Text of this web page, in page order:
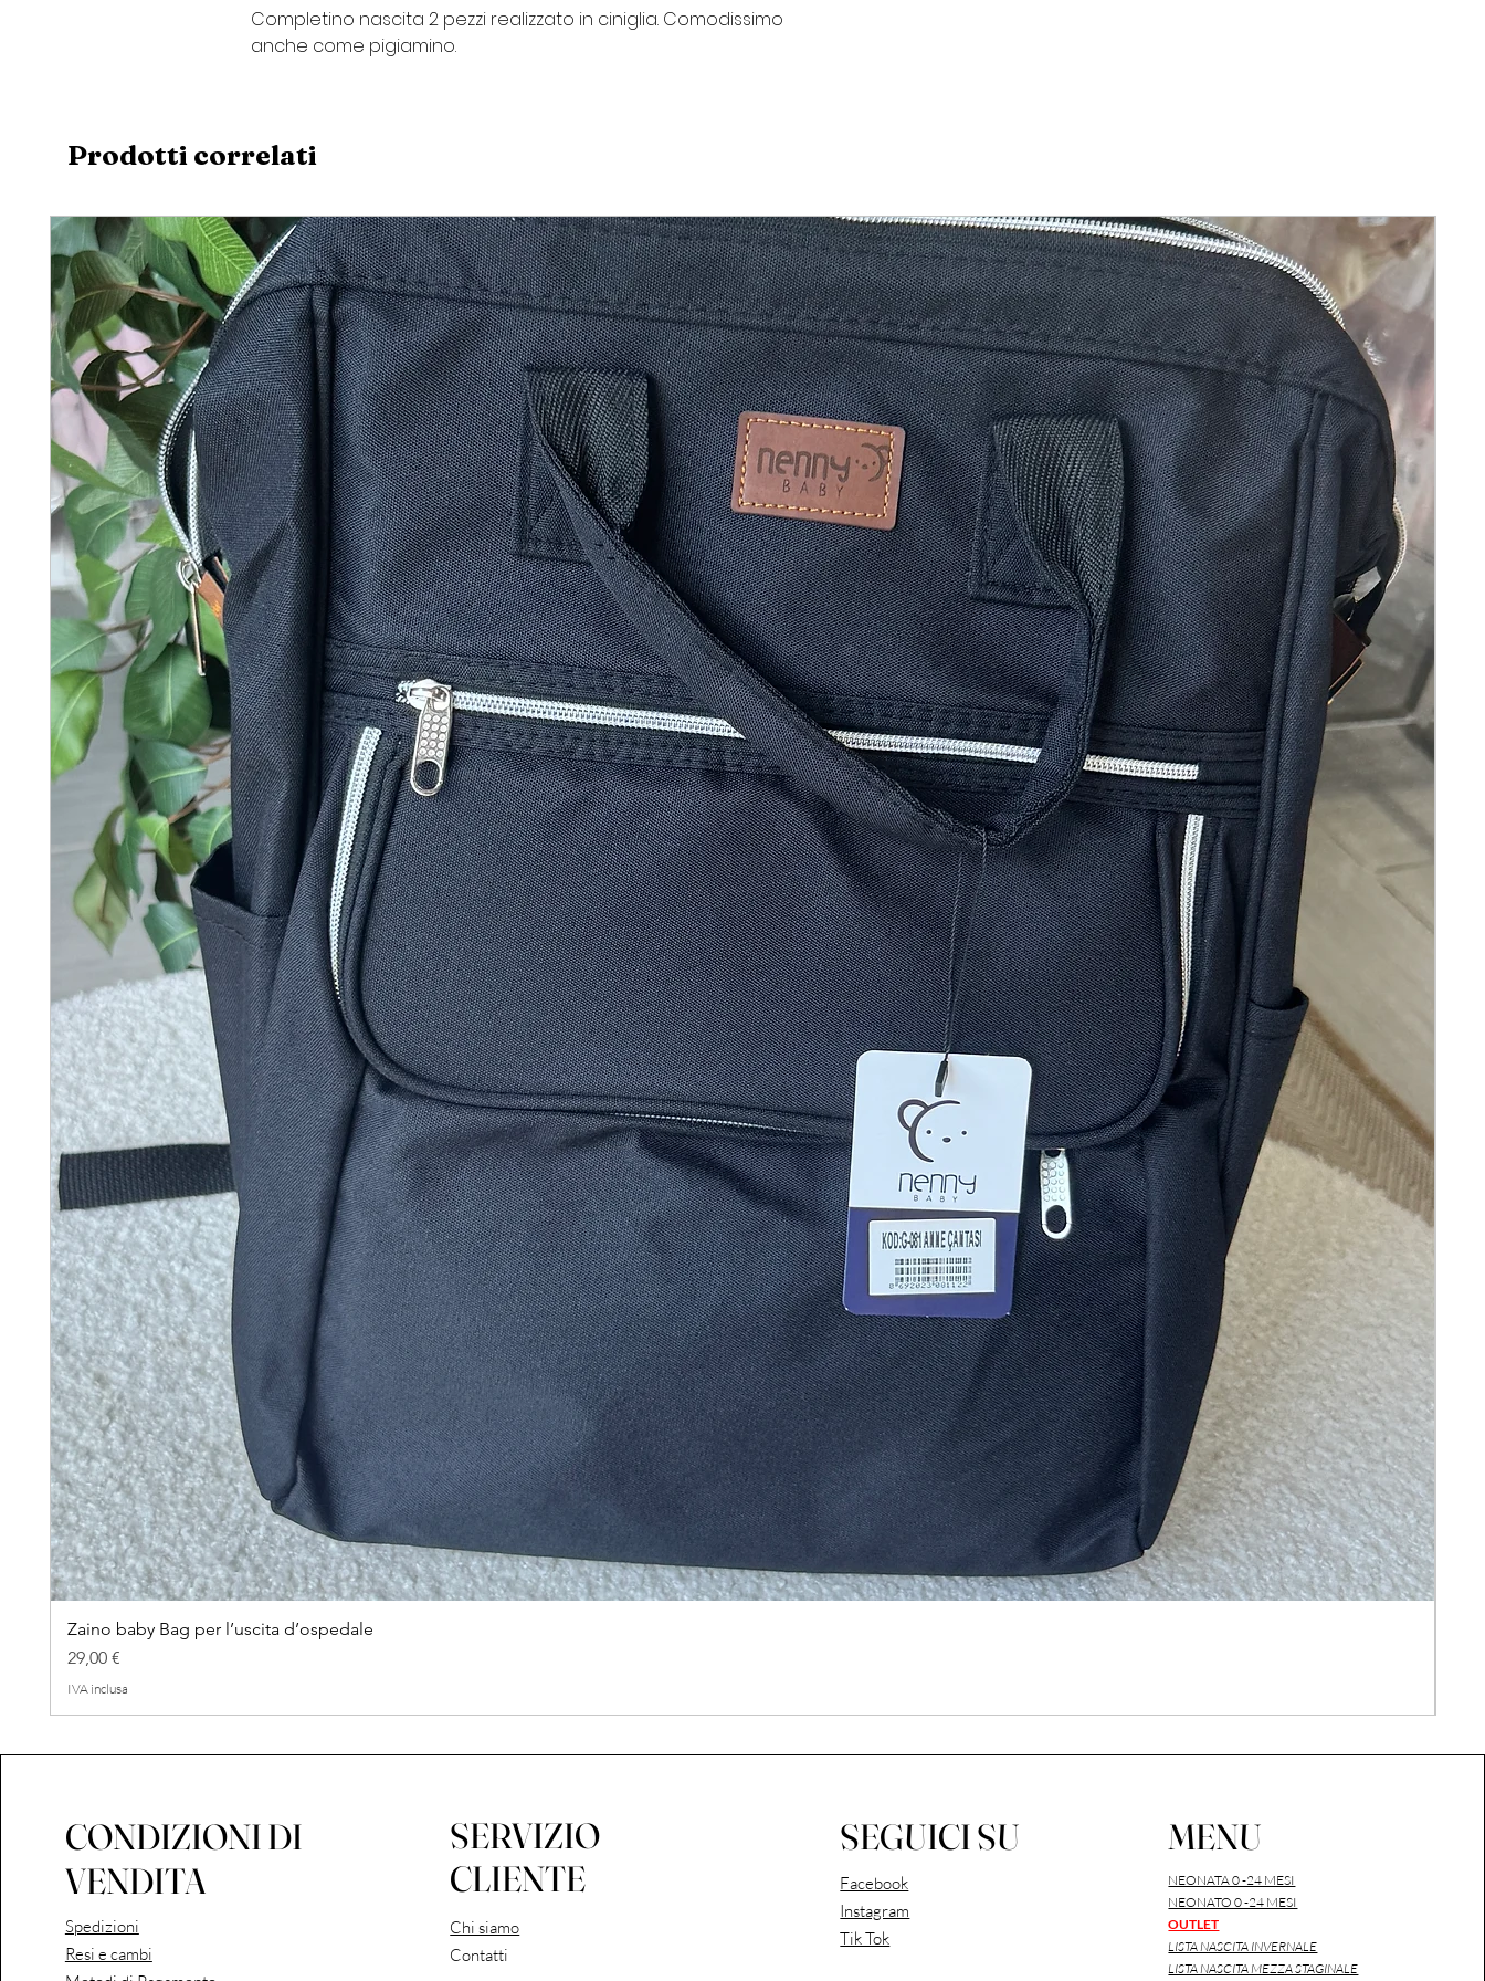
Completino nascita 2 pezzi realizzato in ciniglia. Comodissimo
anche come pigiamino.
Prodotti correlati
Zaino baby Bag per l’uscita d’ospedale
Prezzo
29,00 €
IVA inclusa
CONDIZIONI DI
VENDITA
Spedizioni
Resi e cambi
SERVIZIO
CLIENTE
Chi siamo
Contatti
SEGUICI SU
Facebook
Instagram
Tik Tok
MENU
NEONATA 0 -24 MESI
NEONATO 0 -24 MESI
OUTLET
LISTA NASCITA INVERNALE
LISTA NASCITA MEZZA STAGINALE